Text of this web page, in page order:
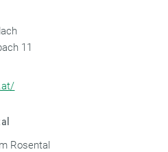
11
Rosental